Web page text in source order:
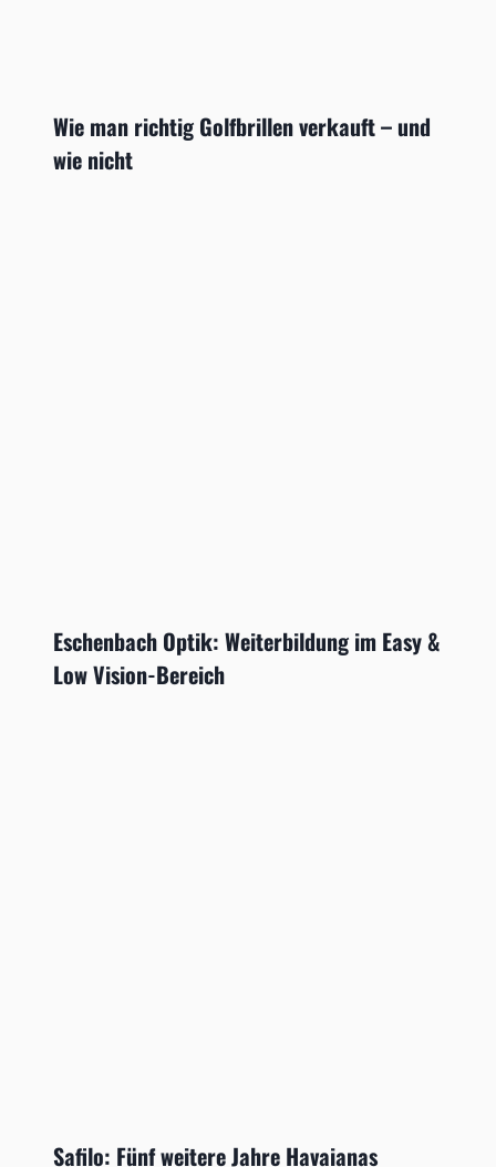
Wie man richtig Golfbrillen verkauft – und
wie nicht
Eschenbach Optik: Weiterbildung im Easy &
Low Vision-Bereich
Safilo: Fünf weitere Jahre Havaianas